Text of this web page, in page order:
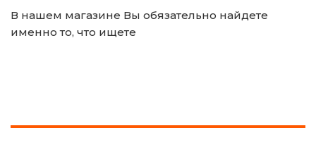
В нашем магазине Вы обязательно найдете
именно то, что ищете